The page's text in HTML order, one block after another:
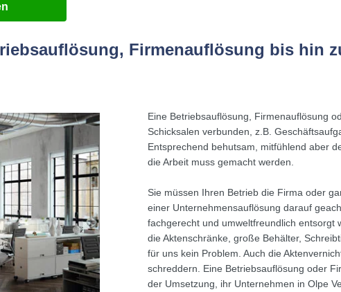
Firmenauflösung bis hin
Eine Betriebsauflösung, Firmenauflösung
Schicksalen verbunden, z.B.
Entsprechend behutsam, mitfühlend aber
die Arbeit muss gemacht werden.
Sie müssen Ihren Betrieb die Firma oder
einer Unternehmensauflösung darauf
fachgerecht und umweltfreundlich entsorgt
die Aktenschränke, große Behälter,
für uns kein Problem. Auch die
schreddern. Eine Betriebsauflösung oder
der Umsetzung, ihr Unternehmen in Olpe